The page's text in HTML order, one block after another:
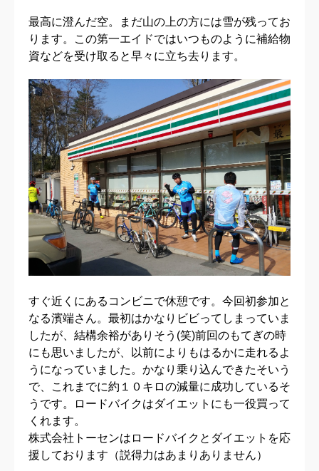
最高に澄んだ空。まだ山の上の方には雪が残ってお
ります。この第一エイドではいつものように補給物
資などを受け取ると早々に立ち去ります。
すぐ近くにあるコンビニで休憩です。今回初参加と
なる濱端さん。最初はかなりビビってしまっていま
したが、結構余裕がありそう(笑)前回のもてぎの時
にも思いましたが、以前によりもはるかに走れるよ
うになっていました。かなり乗り込んできたそいう
で、これまでに約１０キロの減量に成功しているそ
うです。ロードバイクはダイエットにも一役買って
くれます。
株式会社トーセンはロードバイクとダイエットを応
援しております（説得力はあまりありません）